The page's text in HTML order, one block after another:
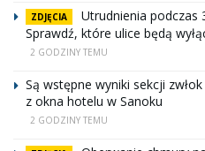
ZDJĘCIA
Utrudnienia podczas
Sprawdź, które ulice będą
2 GODZINY TEMU
Są wstępne wyniki sekcji
z okna hotelu w Sanoku
2 GODZINY TEMU